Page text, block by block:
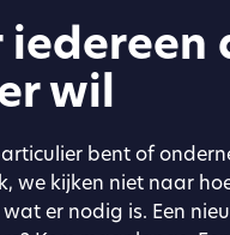
iedereen
wil
bent of
we kijken niet naar
er nodig is. Een